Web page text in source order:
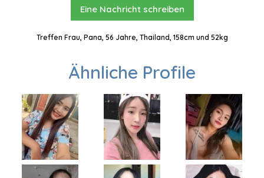
Eine Nachricht schreiben
Treffen Frau, Pana, 56 Jahre, Thailand, 158cm und 52kg
Ähnliche Profile